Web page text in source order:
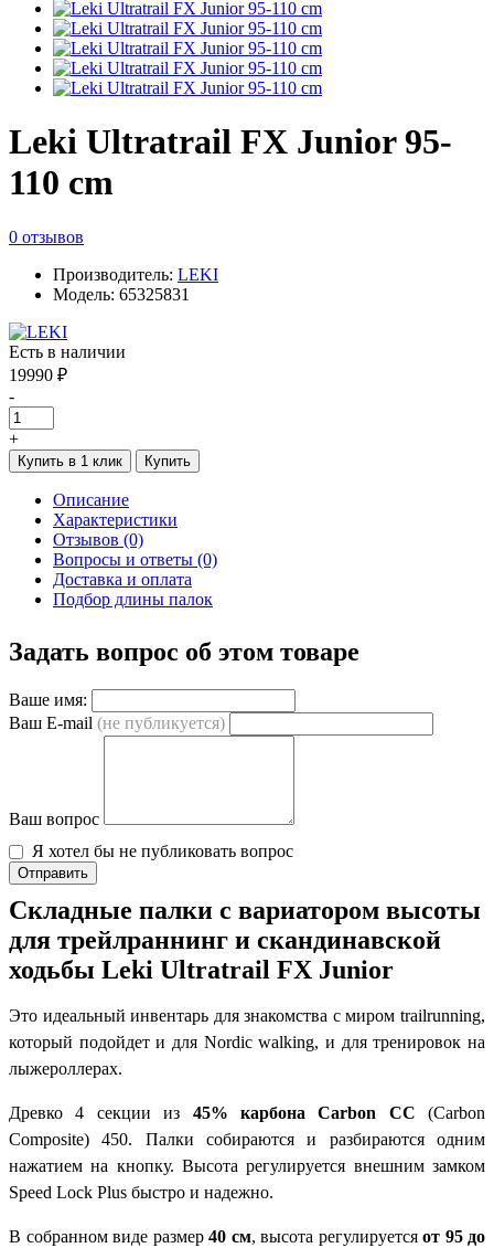
Leki Ultratrail FX Junior 95-
110 cm
0 отзывов
Производитель: LEKI
Модель: 65325831
Есть в наличии
19990 ₽
-
+
Купить в 1 клик Купить
Описание
Характеристики
Отзывов (0)
Вопросы и ответы (0)
Доставка и оплата
Подбор длины палок
Задать вопрос об этом товаре
Ваше имя:
Ваш E-mail (не публикуется)
Ваш вопрос
Я хотел бы не публиковать вопрос
Отправить
Складные палки с вариатором высоты
для трейлраннинг и скандинавской
ходьбы Leki Ultratrail FX Junior
Это идеальный инвентарь для знакомства с миром trailrunning,
который подойдет и для Nordic walking, и для тренировок на
лыжероллерах.
Древко 4 секции из 45% карбона Carbon CC (Carbon
Composite) 450. Палки собираются и разбираются одним
нажатием на кнопку. Высота регулируется внешним замком
Speed Lock Plus быстро и надежно.
В собранном виде размер 40 см, высота регулируется от 95 до